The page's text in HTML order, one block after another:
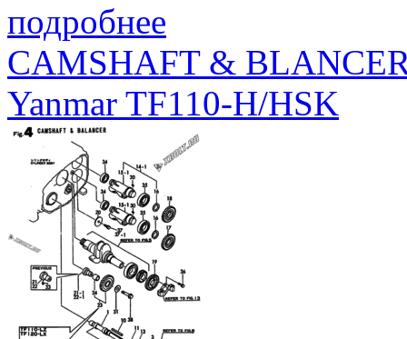
подробнее
CAMSHAFT &
Yanmar TF110-H/HSK